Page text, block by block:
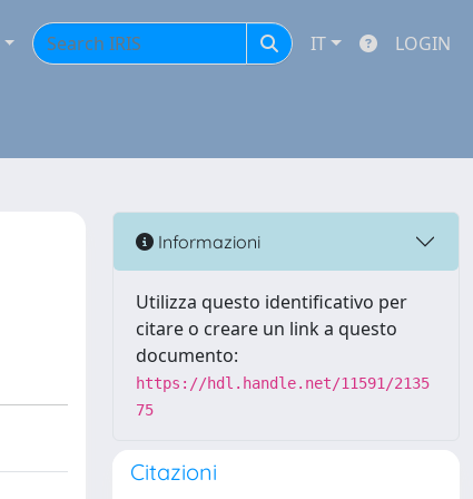
IT LOGIN
Informazioni
Utilizza questo identificativo per
citare o creare un link a questo
documento:
https://hdl.handle.net/11591/2135
75
Citazioni